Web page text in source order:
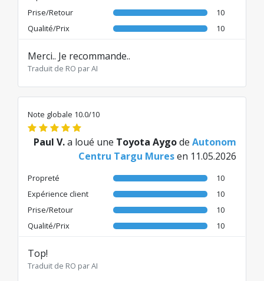
Prise/Retour
10
Qualité/Prix
10
Merci.. Je recommande..
Traduit de RO par AI
Note globale 10.0/10
Paul V.a loué une Toyota Aygode Autonom
Centru Targu Muresen 11.05.2026
Propreté
10
Expérience client
10
Prise/Retour
10
Qualité/Prix
10
Top!
Traduit de RO par AI